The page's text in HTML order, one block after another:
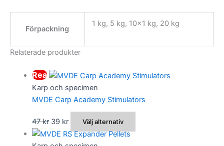
Förpackning
1 kg, 5 kg, 10×1 kg, 20 kg
Relaterade produkter
Rea
Karp och specimen
MVDE Carp Academy Stimulators
47kr Det
ursprungliga
39 krDet
nuvarande
Välj alternativ
här